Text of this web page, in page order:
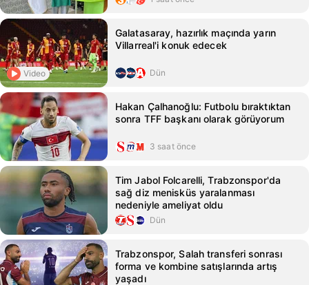
Video
Galatasaray, hazırlık maçında yarın
Villarreal'i konuk edecek
Dün
Hakan Çalhanoğlu: Futbolu bıraktıktan
sonra TFF başkanı olarak görüyorum
3 saat önce
Tim Jabol Folcarelli, Trabzonspor'da
sağ diz menisküs yaralanması
nedeniyle ameliyat oldu
Dün
Trabzonspor, Salah transferi sonrası
forma ve kombine satışlarında artış
yaşadı